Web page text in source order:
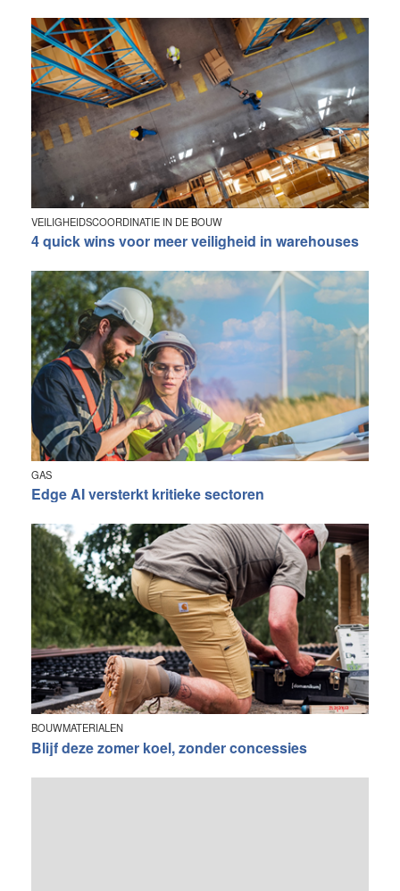
VEILIGHEIDSCOORDINATIE IN DE BOUW
4 quick wins voor meer veiligheid in warehouses
GAS
Edge AI versterkt kritieke sectoren
BOUWMATERIALEN
Blijf deze zomer koel, zonder concessies